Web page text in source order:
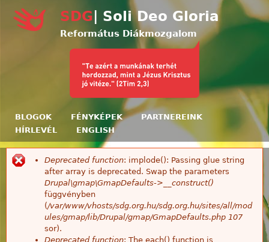
Ugrás a tartalomra
SDG | Soli Deo Gloria
Református Diákmozgalom
BLOGOK FÉNYKÉPEK
PARTNEREINK
HÍRLEVÉL
ENGLISH
Hibaüzenet
Deprecated function: implode(): Passing glue string
after array is deprecated. Swap the parameters
Drupal\gmap\GmapDefaults->__construct()
függvényben
(/var/www/vhosts/sdg.org.hu/sdg.org.hu/sites/all/mod
ules/gmap/lib/Drupal/gmap/GmapDefaults.php 107
sor).
Deprecated function: The each() function is